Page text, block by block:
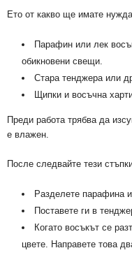
Ето от какво ще имате
Парафин или лек
обикновени свещи.
Стара тенджера или
Щипки и восъчна
Преди работа трябва да
е влажен.
После следвайте тези
Разделете парафина
Поставете ги в
Когато восъкът се
цвете. Направете това